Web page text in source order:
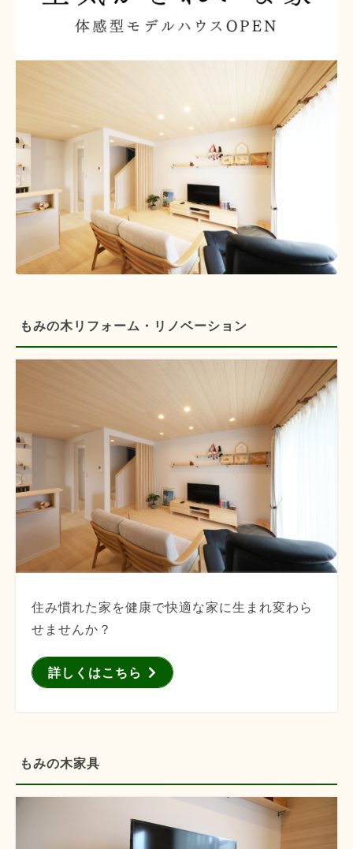
もみの木リフォーム・リノベーション
住み慣れた家を健康で快適な家に生まれ変わら
せませんか？
詳しくはこちら
もみの木家具